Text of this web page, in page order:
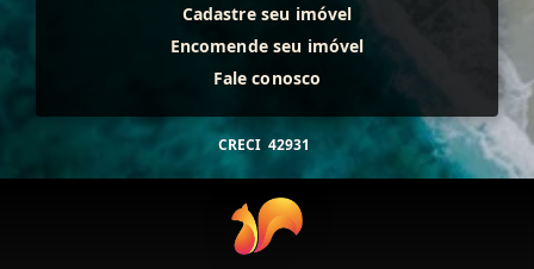
Cadastre seu imóvel
Encomende seu imóvel
Fale conosco
CRECI 42931